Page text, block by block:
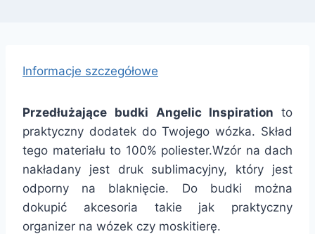
Informacje szczegółowe
Przedłużające budki Angelic Inspiration to
praktyczny dodatek do Twojego wózka. Skład
tego materiału to 100% poliester.Wzór na dach
nakładany jest druk sublimacyjny, który jest
odporny na blaknięcie. Do budki można
dokupić akcesoria takie jak praktyczny
organizer na wózek czy moskitierę.